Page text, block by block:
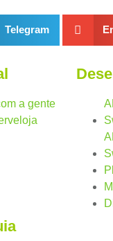
Telegram
a gente